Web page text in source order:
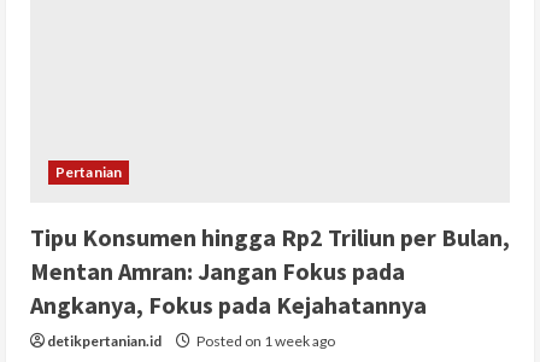
Pertanian
Tipu Konsumen hingga Rp2 Triliun per Bulan,
Mentan Amran: Jangan Fokus pada
Angkanya, Fokus pada Kejahatannya
detikpertanian.id Posted on 1 week ago